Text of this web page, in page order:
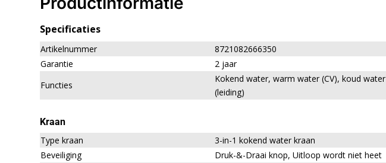
Specificaties
Artikelnummer
8721082666350
Garantie
2 jaar
Functies
Kokend water, warm water (CV), koud water
(leiding)
Kraan
Type kraan
3-in-1 kokend water kraan
Beveiliging
Druk-&-Draai knop, Uitloop wordt niet heet